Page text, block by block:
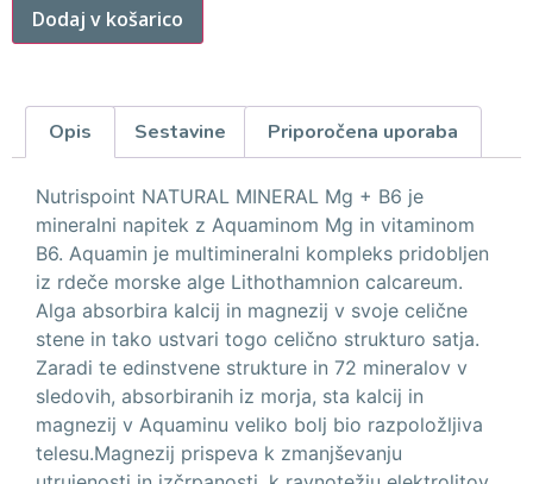
Dodaj v košarico
Opis Sestavine Priporočena uporaba
Nutrispoint NATURAL MINERAL Mg + B6 je
mineralni napitek z Aquaminom Mg in vitaminom
B6. Aquamin je multimineralni kompleks pridobljen
iz rdeče morske alge Lithothamnion calcareum.
Alga absorbira kalcij in magnezij v svoje celične
stene in tako ustvari togo celično strukturo satja.
Zaradi te edinstvene strukture in 72 mineralov v
sledovih, absorbiranih iz morja, sta kalcij in
magnezij v Aquaminu veliko bolj bio razpoložljiva
telesu.Magnezij prispeva k zmanjševanju